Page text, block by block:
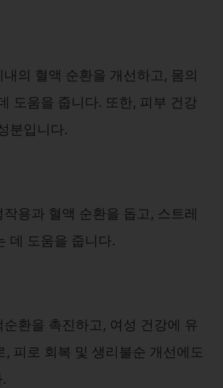
내의 혈액 순환을 개선하고, 몸의
도움을 줍니다. 또한, 피부 건강
분입니다.
작용과 혈액 순환을 돕고, 스트레
데 도움을 줍니다.
순환을 촉진하고, 여성 건강에 유
, 피로 회복 및 생리불순 개선에도